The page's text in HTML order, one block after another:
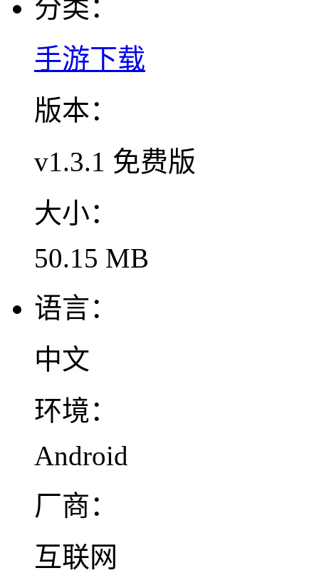
分类：
手游下载
版本：
v1.3.1 免费版
大小：
50.15 MB
语言：
中文
环境：
Android
厂商：
互联网